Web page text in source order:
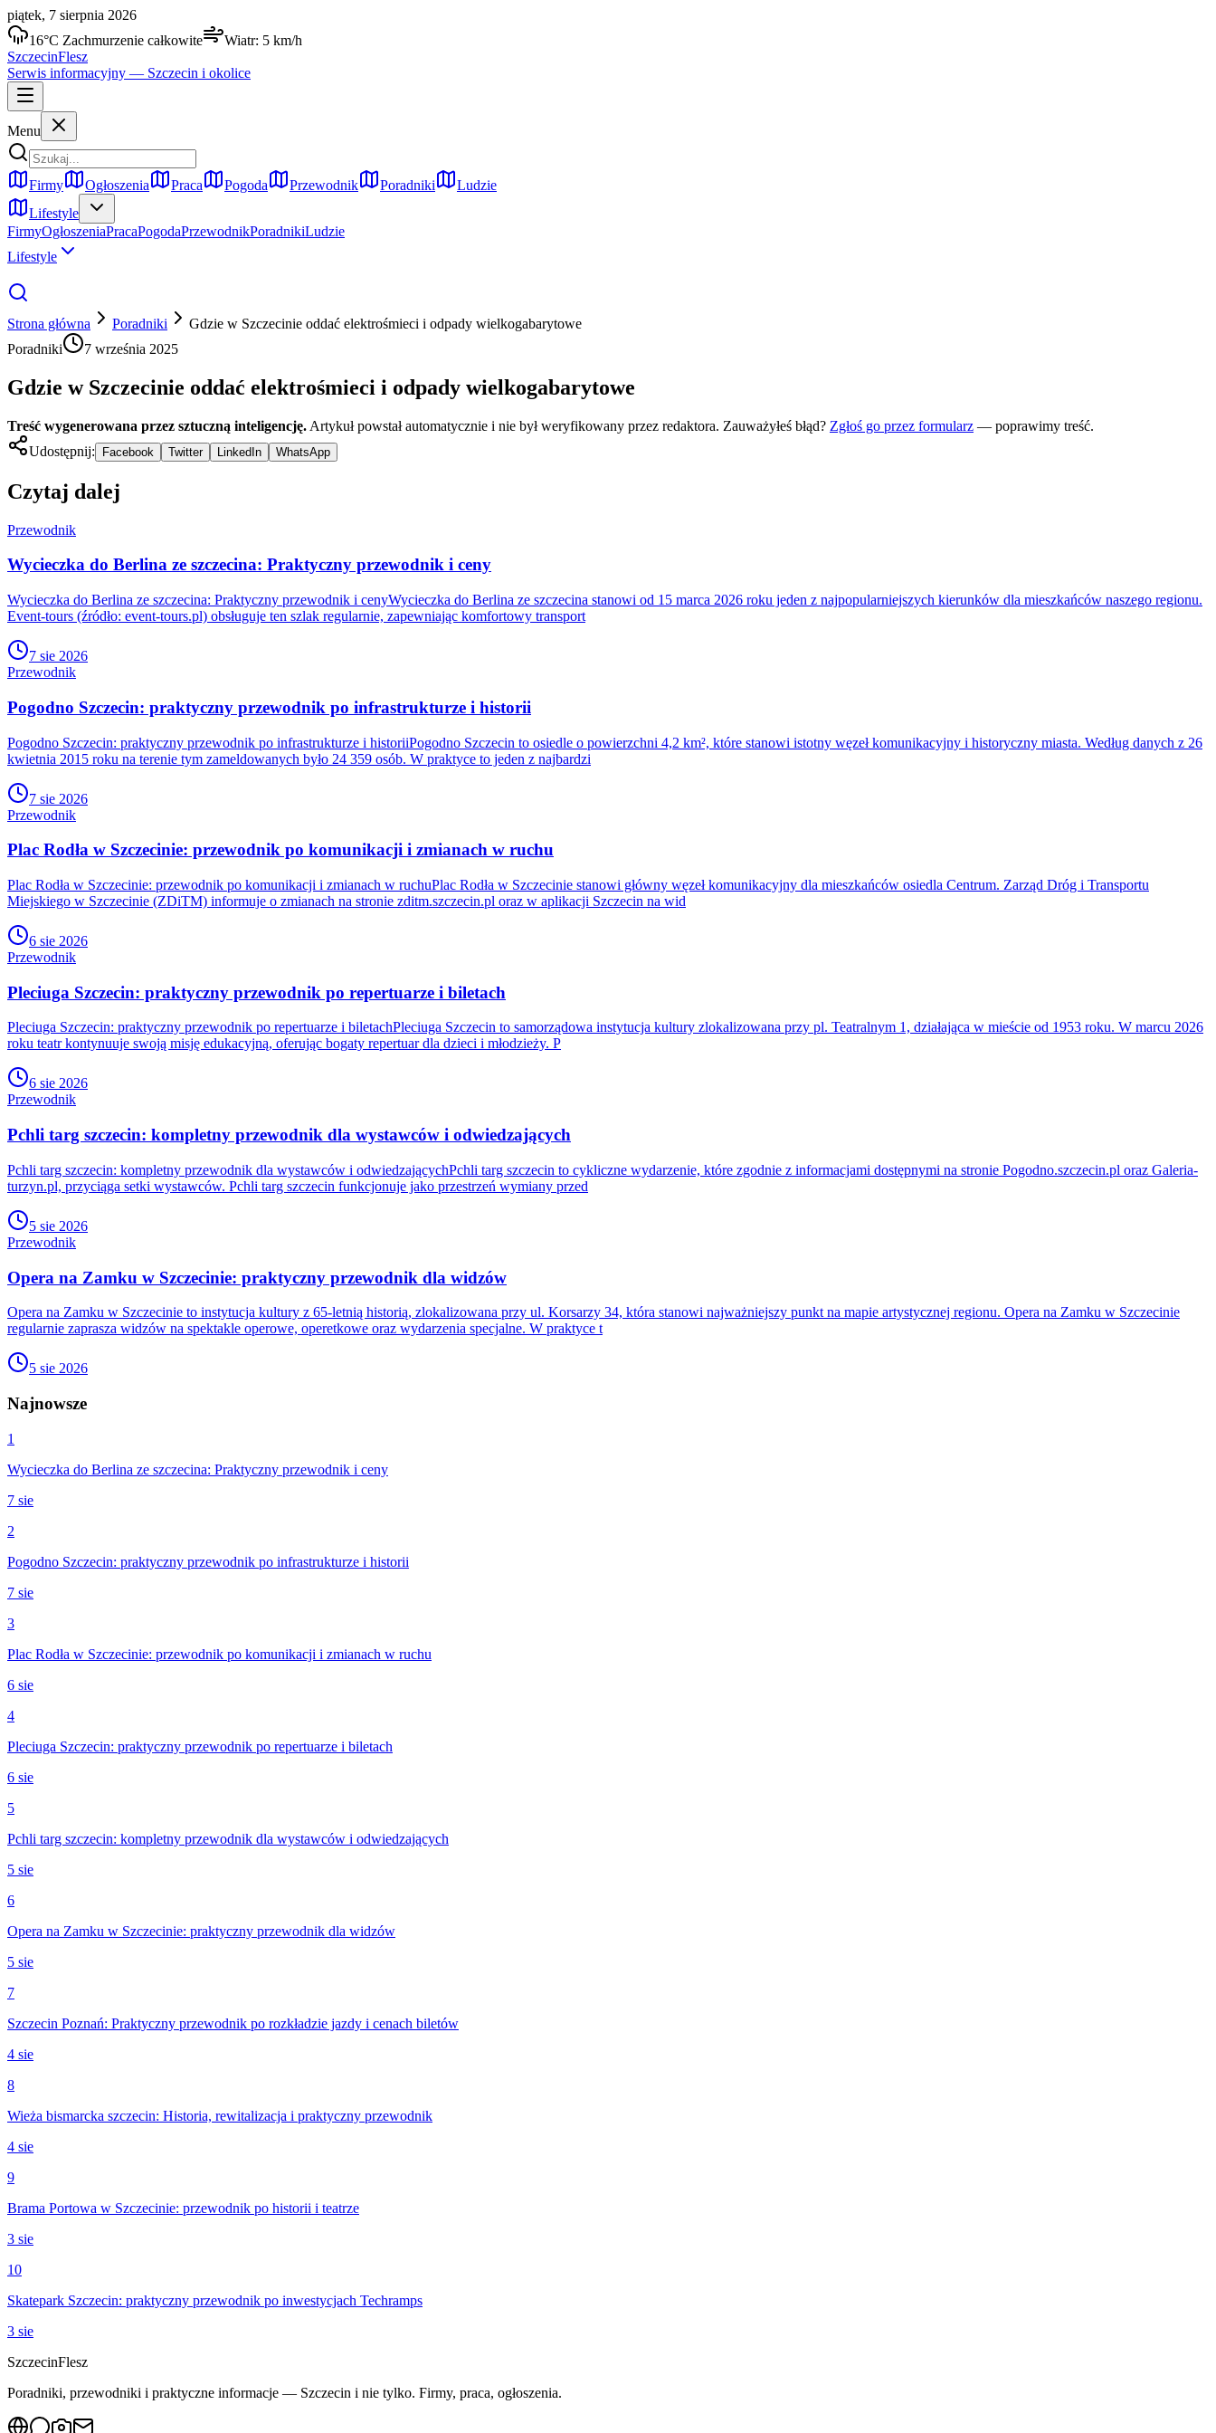
piątek, 7 sierpnia 2026
16°C Zachmurzenie całkowite Wiatr: 5 km/h
SzczecinFlesz
Serwis informacyjny — Szczecin i okolice
Menu
Firmy Ogłoszenia Praca Pogoda Przewodnik Poradniki
Ludzie
Lifestyle
FirmyOgłoszeniaPracaPogodaPrzewodnikPoradnikiLudzie
Lifestyle
Strona główna Poradniki
Gdzie w Szczecinie oddać elektrośmieci i odpady wielkogabarytowe
Poradniki
7 września 2025
Gdzie w Szczecinie oddać elektrośmieci i odpady wielkogabarytowe
Treść wygenerowana przez sztuczną inteligencję. Artykuł powstał automatycznie i nie był weryfikowany przez redaktora. Zauważyłeś błąd? Zgłoś go przez formularz — poprawimy treść.
Udostępnij:
Facebook Twitter LinkedIn WhatsApp
Czytaj dalej
Przewodnik
Wycieczka do Berlina ze szczecina: Praktyczny przewodnik i ceny
Wycieczka do Berlina ze szczecina: Praktyczny przewodnik i cenyWycieczka do Berlina ze szczecina stanowi od 15 marca 2026 roku jeden z najpopularniejszych kierunków dla mieszkańców naszego regionu.
Event-tours (źródło: event-tours.pl) obsługuje ten szlak regularnie, zapewniając komfortowy transport
7 sie 2026
Przewodnik
Pogodno Szczecin: praktyczny przewodnik po infrastrukturze i historii
Pogodno Szczecin: praktyczny przewodnik po infrastrukturze i historiiPogodno Szczecin to osiedle o powierzchni 4,2 km², które stanowi istotny węzeł komunikacyjny i historyczny miasta. Według danych z 26
kwietnia 2015 roku na terenie tym zameldowanych było 24 359 osób. W praktyce to jeden z najbardzi
7 sie 2026
Przewodnik
Plac Rodła w Szczecinie: przewodnik po komunikacji i zmianach w ruchu
Plac Rodła w Szczecinie: przewodnik po komunikacji i zmianach w ruchuPlac Rodła w Szczecinie stanowi główny węzeł komunikacyjny dla mieszkańców osiedla Centrum. Zarząd Dróg i Transportu
Miejskiego w Szczecinie (ZDiTM) informuje o zmianach na stronie zditm.szczecin.pl oraz w aplikacji Szczecin na wid
6 sie 2026
Przewodnik
Pleciuga Szczecin: praktyczny przewodnik po repertuarze i biletach
Pleciuga Szczecin: praktyczny przewodnik po repertuarze i biletachPleciuga Szczecin to samorządowa instytucja kultury zlokalizowana przy pl. Teatralnym 1, działająca w mieście od 1953 roku. W marcu 2026
roku teatr kontynuuje swoją misję edukacyjną, oferując bogaty repertuar dla dzieci i młodzieży. P
6 sie 2026
Przewodnik
Pchli targ szczecin: kompletny przewodnik dla wystawców i odwiedzających
Pchli targ szczecin: kompletny przewodnik dla wystawców i odwiedzającychPchli targ szczecin to cykliczne wydarzenie, które zgodnie z informacjami dostępnymi na stronie Pogodno.szczecin.pl oraz Galeria-
turzyn.pl, przyciąga setki wystawców. Pchli targ szczecin funkcjonuje jako przestrzeń wymiany przed
5 sie 2026
Przewodnik
Opera na Zamku w Szczecinie: praktyczny przewodnik dla widzów
Opera na Zamku w Szczecinie to instytucja kultury z 65-letnią historią, zlokalizowana przy ul. Korsarzy 34, która stanowi najważniejszy punkt na mapie artystycznej regionu. Opera na Zamku w Szczecinie
regularnie zaprasza widzów na spektakle operowe, operetkowe oraz wydarzenia specjalne. W praktyce t
5 sie 2026
Najnowsze
1
Wycieczka do Berlina ze szczecina: Praktyczny przewodnik i ceny
7 sie
2
Pogodno Szczecin: praktyczny przewodnik po infrastrukturze i historii
7 sie
3
Plac Rodła w Szczecinie: przewodnik po komunikacji i zmianach w ruchu
6 sie
4
Pleciuga Szczecin: praktyczny przewodnik po repertuarze i biletach
6 sie
5
Pchli targ szczecin: kompletny przewodnik dla wystawców i odwiedzających
5 sie
6
Opera na Zamku w Szczecinie: praktyczny przewodnik dla widzów
5 sie
7
Szczecin Poznań: Praktyczny przewodnik po rozkładzie jazdy i cenach biletów
4 sie
8
Wieża bismarcka szczecin: Historia, rewitalizacja i praktyczny przewodnik
4 sie
9
Brama Portowa w Szczecinie: przewodnik po historii i teatrze
3 sie
10
Skatepark Szczecin: praktyczny przewodnik po inwestycjach Techramps
3 sie
SzczecinFlesz
Poradniki, przewodniki i praktyczne informacje — Szczecin i nie tylko. Firmy, praca, ogłoszenia.